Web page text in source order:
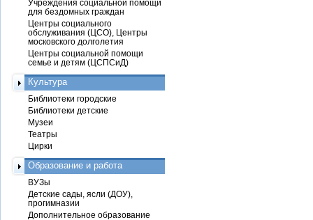
Учреждения социальной помощи
для бездомных граждан
Центры социального
обслуживания (ЦСО), Центры
московского долголетия
Центры социальной помощи
семье и детям (ЦСПСиД)
Культура
Библиотеки городские
Библиотеки детские
Музеи
Театры
Цирки
Образование и работа
ВУЗы
Детские сады, ясли (ДОУ),
прогимназии
Дополнительное образование